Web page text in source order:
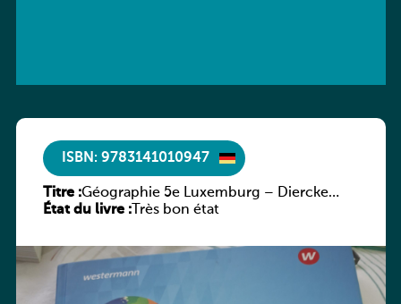
ISBN: 9783141010947
Titre :Géographie 5e Luxemburg – Diercke
Praxis
État du livre :Très bon état